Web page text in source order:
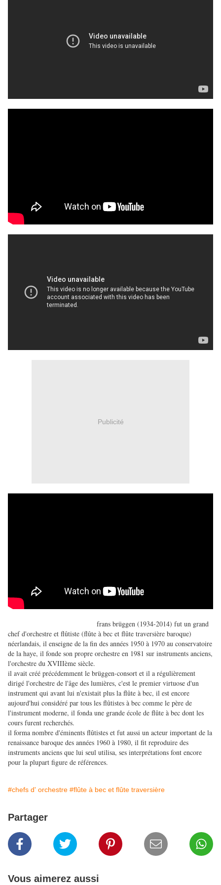
Publicité
frans brüggen (1934-2014) fut un grand
chef d'orchestre et flûtiste (flûte à bec et flûte traversière baroque)
néerlandais, il enseigne de la fin des années 1950 à 1970 au conservatoire
de la haye, il fonde son propre orchestre en 1981 sur instruments anciens,
l'orchestre du XVIIIème siècle.
il avait créé précédemment le brüggen-consort et il a régulièrement
dirigé l'orchestre de l'âge des lumières, c'est le premier virtuose d'un
instrument qui avant lui n'existait plus la flûte à bec, il est encore
aujourd'hui considéré par tous les flûtistes à bec comme le père de
l'instrument moderne, il fonda une grande école de flûte à bec dont les
cours furent recherchés.
il forma nombre d'éminents flûtistes et fut aussi un acteur important de la
renaissance baroque des années 1960 à 1980, il fit reproduire des
instruments anciens que lui seul utilisa, ses interprétations font encore
pour la plupart figure de références.
#chefs d' orchestre #flûte à bec et flûte traversière
Partager
Vous aimerez aussi